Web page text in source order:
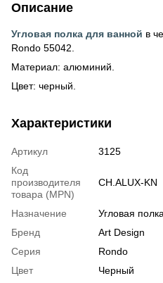
Описание
Угловая полка для ванной в
Rondo 55042.
Материал: алюминий.
Цвет: черный.
Характеристики
Артикул
3125
Код
производителя
товара (MPN)
CH.ALUX-KN
Назначение
Угловая полка
Бренд
Art Design
Серия
Rondo
Цвет
Черный